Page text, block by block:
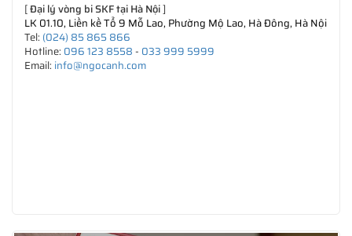
[Đại lý vòng bi SKF tại Hà Nội]
LK 01.10, Liền kề Tổ 9 Mỗ Lao, Phường Mộ Lao, Hà Đông, Hà Nội
Tel: (024) 85 865 866
Hotline: 096 123 8558- 033 999 5999
Email: info@ngocanh.com